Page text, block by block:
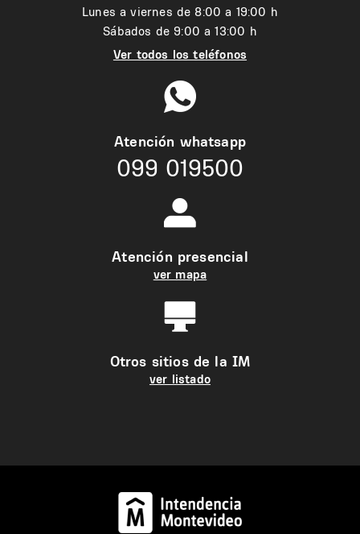
Lunes a viernes de 8:00 a 19:00 h
Sábados de 9:00 a 13:00 h
Ver todos los teléfonos
Atención whatsapp
099 019500
Atención presencial
ver mapa
Otros sitios de la IM
ver listado